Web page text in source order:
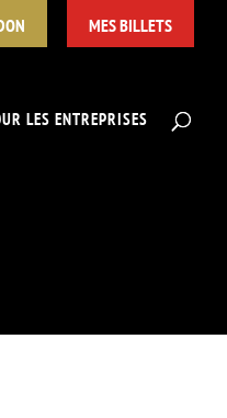
MES BILLETS
LES ENTREPRISES